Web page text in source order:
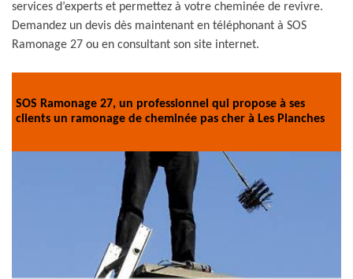
services d’experts et permettez à votre cheminée de revivre.
Demandez un devis dès maintenant en téléphonant à SOS
Ramonage 27 ou en consultant son site internet.
SOS Ramonage 27, un professionnel qui propose à ses
clients un ramonage de cheminée pas cher à Les Planches